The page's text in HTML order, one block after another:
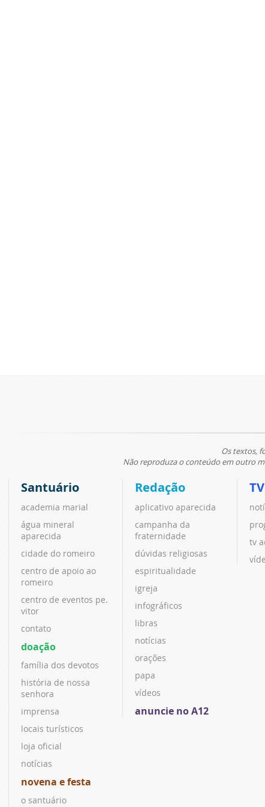
Os textos,
Não reproduza o conteúdo em outro
Santuário
academia marial
água mineral
aparecida
cidade do romeiro
centro de apoio ao
romeiro
centro de eventos pe.
vitor
contato
doação
família dos devotos
história de nossa
senhora
imprensa
locais turísticos
loja oficial
notícias
novena e festa
o santuário
Redação
aplicativo aparecida
campanha da
fraternidade
dúvidas religiosas
espiritualidade
igreja
infográficos
libras
notícias
orações
papa
vídeos
anuncie no A12
tv